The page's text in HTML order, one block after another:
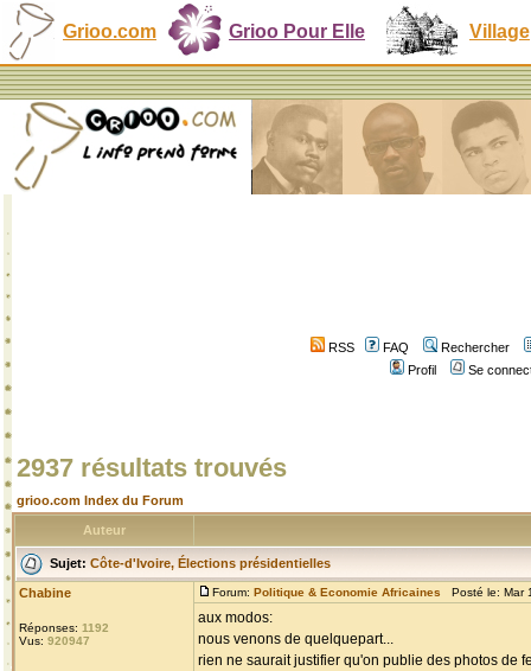
Grioo.com Grioo Pour Elle Village
RSS FAQ
Rechercher
Profil
Se
2937 résultats trouvés
grioo.com Index du Forum
Auteur
Sujet: Côte-d'Ivoire, Élections présidentielles
Chabine
Réponses: 1192
Vus: 920947
Forum: Politique & Economie Africaines Posté le: Mar
aux modos:
nous venons de quelquepart...
rien ne saurait justifier qu'on publie des photos de